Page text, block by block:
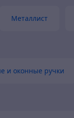
Металлист
и оконные ручки